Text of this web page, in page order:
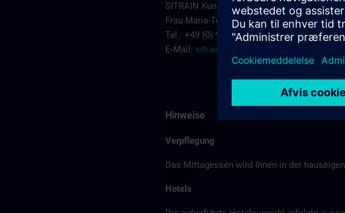
SITRAIN Kundenberatung Mannheim
Frau Maria-Teresa Sainz-Munoz
Tel.: +49 (0) 911/895-7575
E-Mail: sitrain.de@siemens.com
Hinweise
Verpflegung
Das Mittagessen wird Ihnen in der
Hotels